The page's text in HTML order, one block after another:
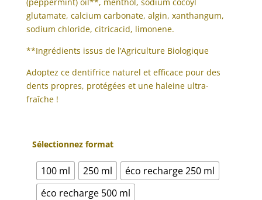
glutamate, calcium carbonate, algin, xanthangum,
sodium chloride, citricacid, limonene.
**Ingrédients issus de l’Agriculture Biologique
Adoptez ce dentifrice naturel et efficace pour des
dents propres, protégées et une haleine ultra-
fraîche !
Sélectionnez format
100 ml 250 ml
éco recharge 250 ml
éco recharge 500 ml